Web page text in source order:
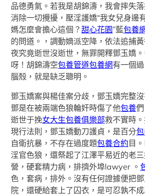
品德勇氣。若我是胡錦濤，我會摔失
消除一切攪擾，壓淫護嬌“我女兒身邊
媽怎麼會擔心這個？甜心花園”藍包養
的問道。，調動嫡派空降，依法追捕
夜究竟逝世沒逝世，無罪開釋鄧玉嬌
呀！胡錦濤空包養管道包養網有一個
腦殼，就是缺乏聰明。
鄧玉嬌案與楊佳案分歧，鄧玉嬌完整
鄧是在被兩端色狼輪奸時傷了他包養
逝世于挽女大生包養俱樂部救不實時
現行法則，鄧玉嬌動刀護貞，是百分
自衛抗暴，不存在過度題包養合約 目
淫官色狼，還祭起了江澤平易近的老
營，硬套精力病，排擠外埠lawyer 。
色，套病，排外。沒有任何證據便把
院，還硬給套上了囚衣，是可忍孰不